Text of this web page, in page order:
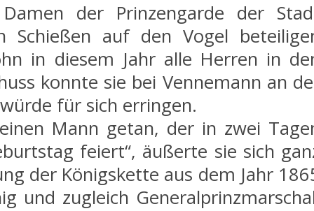
der Prinzengarde der
Schießen auf den Vogel
in diesem Jahr alle Herren in
konnte sie bei Vennemann an
für sich erringen.
Mann getan, der in zwei
feiert“, äußerte sie sich
der Königskette aus dem Jahr
und zugleich